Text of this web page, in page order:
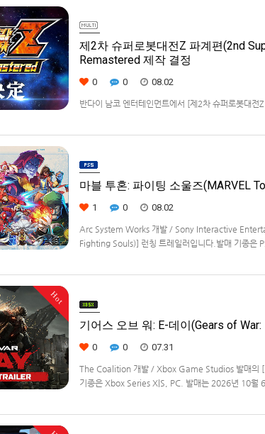
제2차 슈퍼로봇대전Z 파계편(2nd
Remastered 제작 결정
0 0 08.02
반다이 남코 엔터테인먼트에서 [제2차 슈퍼로봇대
마블 투혼: 파이팅 소울즈(MARVEL
1 0 08.02
Arc System Works 개발 / Sony Interactive
Fighting Souls)] 런칭 트레일러입니다.발매 기종
Hot
기어스 오브 워: E-데이(Gears of
0 0 07.31
The Coalition 개발 / Xbox Game Studios 발매의
기종은 Xbox Series X|S, PC. 발매는 2026년 10월 6